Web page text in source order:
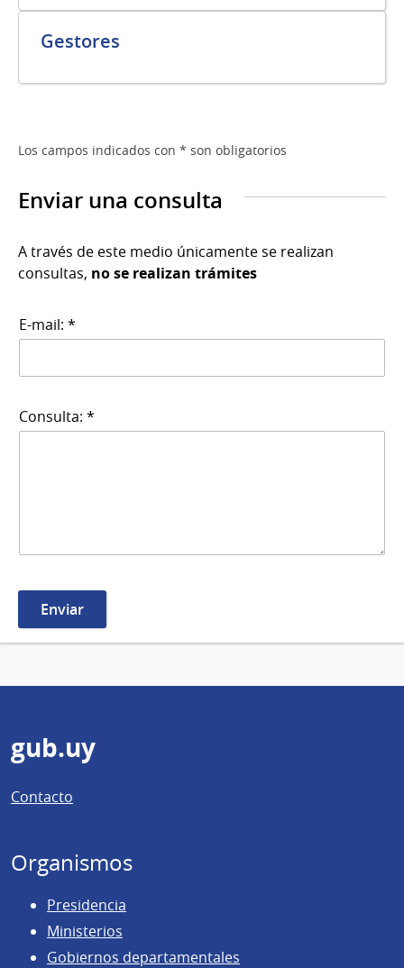
Gestores
Los campos indicados con * son obligatorios
Enviar una consulta
A través de este medio únicamente se realizan
consultas, no se realizan trámites
E-mail: *
Consulta: *
Pie
de
página
gub.uy
Contacto
Organismos
Presidencia
Ministerios
Gobiernos departamentales